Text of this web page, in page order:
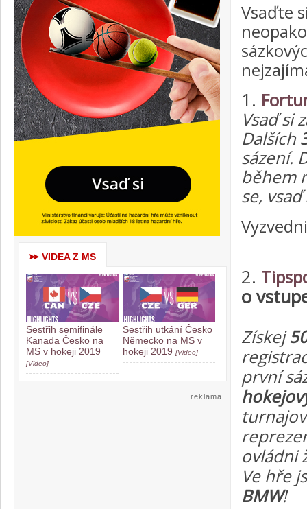
VIDEA Z MS
Sestřih semifinále
Kanada Česko na
MS v hokeji 2019
[Video]
Sestřih utkání Česko
Německo na MS v
hokeji 2019 [Video]
reklama
Vsaďte
1.
Vsaď si
Dalších
sázení.
během
se,
2.
o
Získej
první
ovládni
Ve hře
BMW!